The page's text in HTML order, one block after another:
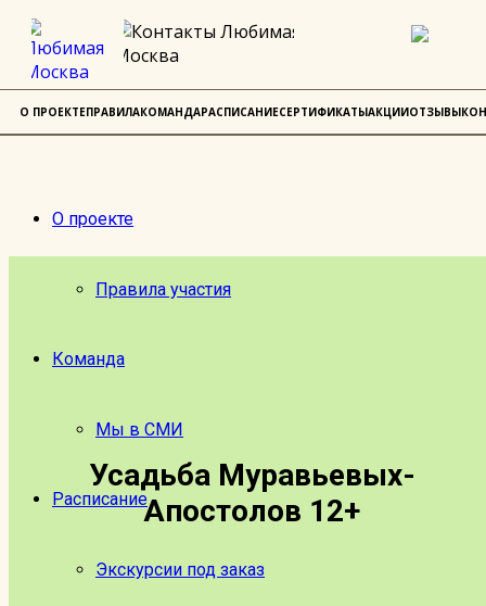
О проекте
Правила участия
Команда
Мы в СМИ
Расписание
Экскурсии под заказ
Усадьба Муравьевых-
Апостолов 12+
О ПРОЕКТЕПРАВИЛАКОМАНДАРАСПИСАНИЕСЕРТИФИКАТЫАКЦИИОТЗЫВЫ